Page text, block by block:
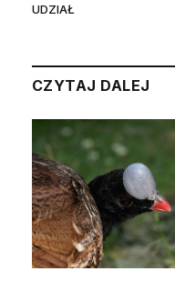
UDZIAŁ
CZYTAJ DALEJ